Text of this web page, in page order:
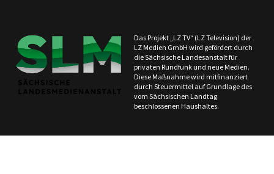
Das Projekt „LZ TV“ (LZ Television) der
LZ Medien GmbH wird gefördert durch
die Sächsische Landesanstalt für
privaten Rundfunk und neue Medien.
Diese Maßnahme wird mitfinanziert
durch Steuermittel auf Grundlage des
vom Sächsischen Landtag
beschlossenen Haushaltes.